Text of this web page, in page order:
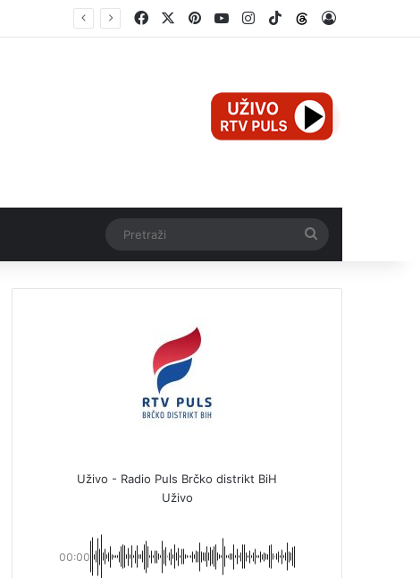
FacebookPinterestYouTubeInstagram
TikTokThreads
Uživo - Radio Puls Brčko distrikt BiH
Uživo
00:00